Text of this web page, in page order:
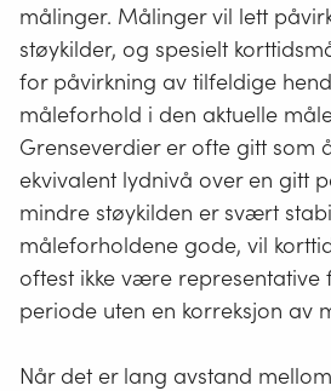
målinger. Målinger vil lett
støykilder, og spesielt
for påvirkning av tilfeldige
måleforhold i den aktuelle
Grenseverdier er ofte gitt som
ekvivalent lydnivå over en gitt
mindre støykilden er svært
måleforholdene gode, vil
oftest ikke være representative
periode uten en korreksjon av
Når det er lang avstand